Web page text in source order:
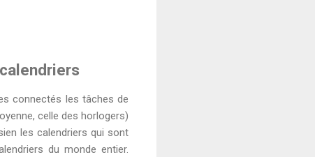
connectés les tâches de
celle des horlogers)
les calendriers qui sont
du monde entier.